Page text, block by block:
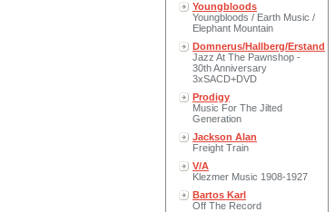
Youngbloods
Youngbloods / Earth Music /
Elephant Mountain
Domnerus/Hallberg/Erstand
Jazz At The Pawnshop -
30th Anniversary
3xSACD+DVD
Prodigy
Music For The Jilted
Generation
Jackson Alan
Freight Train
V/A
Klezmer Music 1908-1927
Bartos Karl
Off The Record